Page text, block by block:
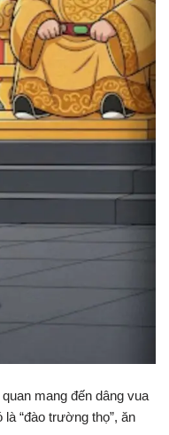
mang đến dâng vua
“đào trường thọ”, ăn